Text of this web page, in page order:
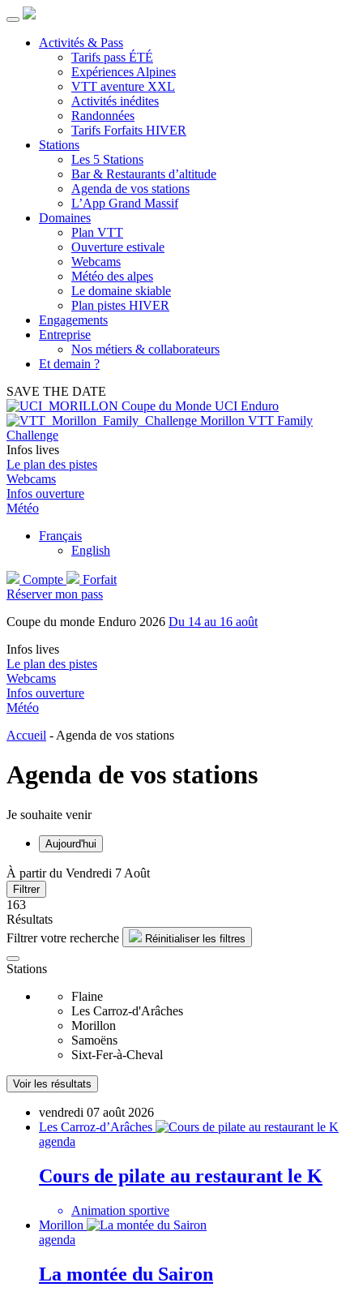
Activités & Pass
Tarifs pass ÉTÉ
Expériences Alpines
VTT aventure XXL
Activités inédites
Randonnées
Tarifs Forfaits HIVER
Stations
Les 5 Stations
Bar & Restaurants d’altitude
Agenda de vos stations
L’App Grand Massif
Domaines
Plan VTT
Ouverture estivale
Webcams
Météo des alpes
Le domaine skiable
Plan pistes HIVER
Engagements
Entreprise
Nos métiers & collaborateurs
Et demain ?
SAVE THE DATE
Coupe du Monde UCI Enduro
Morillon VTT Family
Challenge
Infos lives
Le plan des pistes
Webcams
Infos ouverture
Météo
Français
English
Compte
Forfait
Réserver mon pass
Coupe du monde Enduro 2026 Du 14 au 16 août
Infos lives
Le plan des pistes
Webcams
Infos ouverture
Météo
Accueil - Agenda de vos stations
Agenda de vos stations
Je souhaite venir
Aujourd'hui
À partir du Vendredi 7 Août
Filtrer
163
Résultats
Filtrer votre recherche
Réinitialiser les filtres
Stations
Flaine
Les Carroz-d'Arâches
Morillon
Samoëns
Sixt-Fer-à-Cheval
Voir les résultats
vendredi 07 août 2026
Les Carroz-d’Arâches
agenda
Cours de pilate au restaurant le K
Animation sportive
Morillon
agenda
La montée du Sairon